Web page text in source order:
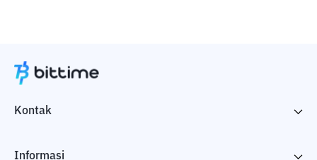
Kontak
Informasi